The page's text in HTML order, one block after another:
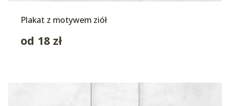
Plakat z motywem ziół
od 18 zł